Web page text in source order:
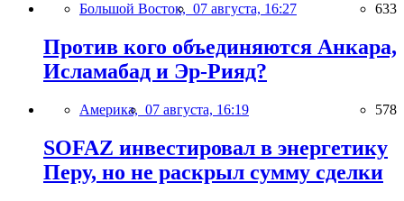
Большой Восток, 07 августа, 16:27 633
Против кого объединяются Анкара,
Исламабад и Эр-Рияд?
Америка, 07 августа, 16:19 578
SOFAZ инвестировал в энергетику
Перу, но не раскрыл сумму сделки